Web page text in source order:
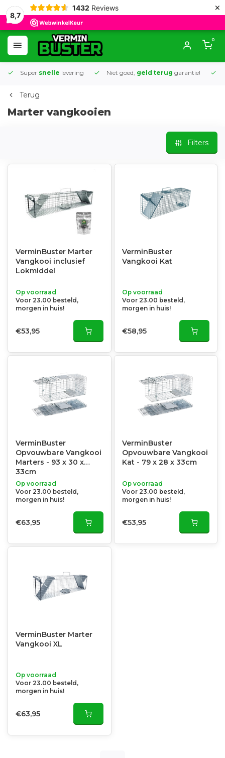
8,7
1432 Reviews ×
0
Super snelle levering Niet goed, geld terug garantie!
Terug
Marter vangkooien
Filters
VerminBuster Marter
Vangkooi inclusief
Lokmiddel
Op voorraad
Voor 23.00 besteld,
morgen in huis!
€53,95
VerminBuster
Vangkooi Kat
Op voorraad
Voor 23.00 besteld,
morgen in huis!
€58,95
VerminBuster
Opvouwbare Vangkooi
Marters - 93 x 30 x
33cm
Op voorraad
Voor 23.00 besteld,
morgen in huis!
€63,95
VerminBuster
Opvouwbare Vangkooi
Kat - 79 x 28 x 33cm
Op voorraad
Voor 23.00 besteld,
morgen in huis!
€53,95
VerminBuster Marter
Vangkooi XL
Op voorraad
Voor 23.00 besteld,
morgen in huis!
€63,95